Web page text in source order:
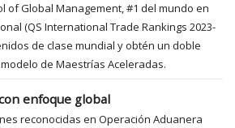
of Global Management, #1 del mundo en
(QS International Trade Rankings 2023-
de clase mundial y obtén un doble
de Maestrías Aceleradas.
enfoque global
reconocidas en Operación Aduanera